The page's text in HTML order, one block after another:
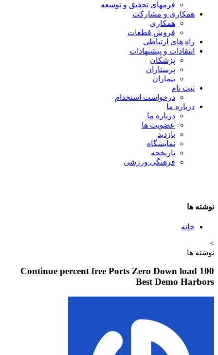
فرمهای تحقیق و توسعه
همکاری و مشارکت
همکاری
فروش قطعات
راه های ارتباطی
انتقادات و پيشنهادات
پزشكان
پرستاران
بيماران
ثبت نام
درخواست استخدام
درباره ما
درباره ما
عضویت ها
بازدید
نمایشگاه
تاريخچه
فرهنگی ورزشی
نوشته ها
خانه
>
نوشته ها
100 Continue percent free Ports Zero Down load
Best Demo Harbors